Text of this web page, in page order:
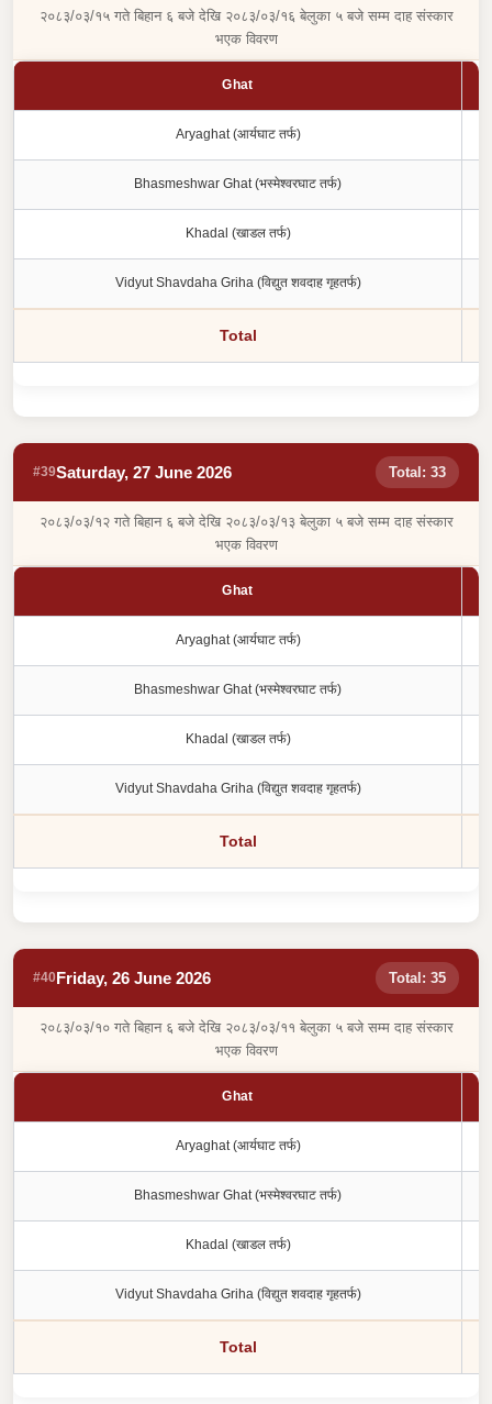
२०८३/०३/१५ गते बिहान ६ बजे देखि २०८३/०३/१६ बेलुका ५ बजे सम्म दाह संस्कार
भएक विवरण
Ghat
Aryaghat (आर्यघाट तर्फ)
Bhasmeshwar Ghat (भस्मेश्वरघाट तर्फ)
Khadal (खाडल तर्फ)
Vidyut Shavdaha Griha (विद्युत शवदाह गृहतर्फ)
Total
#39Saturday, 27 June 2026 Total: 33
२०८३/०३/१२ गते बिहान ६ बजे देखि २०८३/०३/१३ बेलुका ५ बजे सम्म दाह संस्कार
भएक विवरण
Ghat
Aryaghat (आर्यघाट तर्फ)
Bhasmeshwar Ghat (भस्मेश्वरघाट तर्फ)
Khadal (खाडल तर्फ)
Vidyut Shavdaha Griha (विद्युत शवदाह गृहतर्फ)
Total
#40Friday, 26 June 2026 Total: 35
२०८३/०३/१० गते बिहान ६ बजे देखि २०८३/०३/११ बेलुका ५ बजे सम्म दाह संस्कार
भएक विवरण
Ghat
Aryaghat (आर्यघाट तर्फ)
Bhasmeshwar Ghat (भस्मेश्वरघाट तर्फ)
Khadal (खाडल तर्फ)
Vidyut Shavdaha Griha (विद्युत शवदाह गृहतर्फ)
Total